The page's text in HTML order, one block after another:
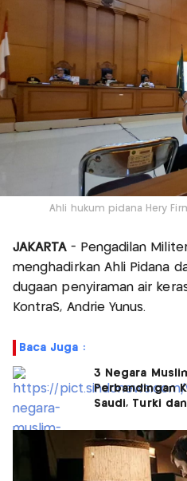
Ahli hukum pidana Hery
JAKARTA- Pengadilan
menghadirkan Ahli Pidana
dugaan penyiraman air
KontraS, Andrie Yunus.
Baca Juga :
3 Negara
Perbandingan
Saudi, Turki